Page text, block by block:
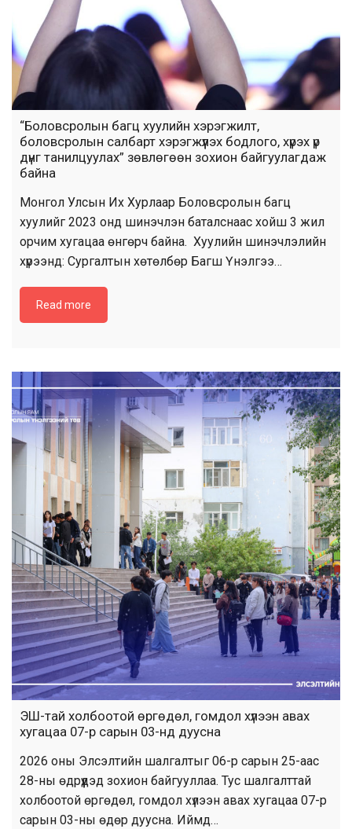
“Боловсролын багц хуулийн хэрэгжилт,
боловсролын салбарт хэрэгжүүлэх бодлого, хүрэх үр
дүнг танилцуулах” зөвлөгөөн зохион байгуулагдаж
байна
Монгол Улсын Их Хурлаар Боловсролын багц
хуулийг 2023 онд шинэчлэн баталснаас хойш 3 жил
орчим хугацаа өнгөрч байна. Хуулийн шинэчлэлийн
хүрээнд: Сургалтын хөтөлбөр Багш Үнэлгээ…
Read more
ЭШ-тай холбоотой өргөдөл, гомдол хүлээн авах
хугацаа 07-р сарын 03-нд дуусна
2026 оны Элсэлтийн шалгалтыг 06-р сарын 25-аас
28-ны өдрүүдэд зохион байгууллаа. Тус шалгалттай
холбоотой өргөдөл, гомдол хүлээн авах хугацаа 07-р
сарын 03-ны өдөр дуусна. Иймд…